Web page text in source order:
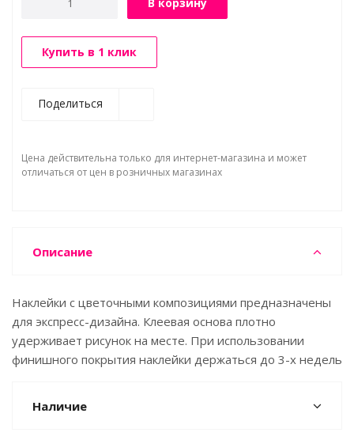
Купить в 1 клик
Поделиться
Цена действительна только для интернет-магазина и может
отличаться от цен в розничных магазинах
Описание
Наклейки с цветочными композициями предназначены
для экспресс-дизайна. Клеевая основа плотно
удерживает рисунок на месте. При использовании
финишного покрытия наклейки держаться до 3-х недель
Наличие